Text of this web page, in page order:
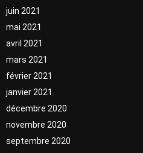
juin 2021
mai 2021
avril 2021
mars 2021
février 2021
janvier 2021
décembre 2020
novembre 2020
septembre 2020